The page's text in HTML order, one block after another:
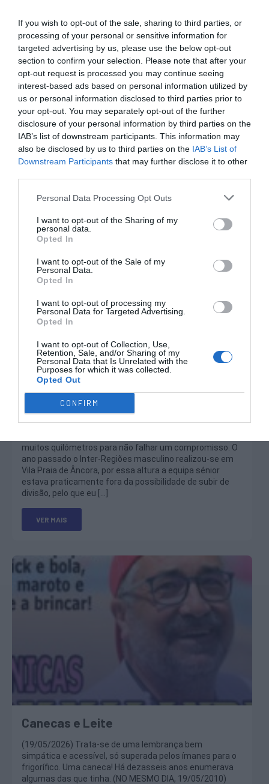
If you wish to opt-out of the sale, sharing to third parties, or
processing of your personal or sensitive information for
targeted advertising by us, please use the below opt-out
section to confirm your selection. Please note that after your
opt-out request is processed you may continue seeing
interest-based ads based on personal information utilized by
us or personal information disclosed to third parties prior to
your opt-out. You may separately opt-out of the further
disclosure of your personal information by third parties on the
IAB’s list of downstream participants. This information may
also be disclosed by us to third parties on the IAB’s List of
Downstream Participants that may further disclose it to other
Personal Data Processing Opt Outs
I want to opt-out of the Sharing of my
personal data.
Opted In
I want to opt-out of the Sale of my
Personal Data.
Opted In
I want to opt-out of processing my
Personal Data for Targeted Advertising.
Opted In
I want to opt-out of Collection, Use,
Retention, Sale, and/or Sharing of my
Personal Data that Is Unrelated with the
Purposes for which it was collected.
Opted Out
CONFIRM
Bela Torre
(26/05/2026) Num País onde temos tantos
monumentos imponentes, sem dúvida que a conhecida
mundialmente como Torre de Belém, oficialmente Torre
de São Vicente, está no lote das mais espetaculares.
Edificada entre 1514 e 1519, sobre um afloramento
basáltico, a alguma distância da margem norte do rio
Tejo, conjuga dois modelos arquitetónicos distintos: a
VER MAIS
Alto Minho
(23/05/2026) Por vezes há brincadeiras que saem no
muitos quilómetros para não falhar um compromisso. O
ano passado o Inter-Regiões masculino realizou-se em
Vila Praia de Âncora, por essa altura a equipa sénior
estava praticamente fora da possibilidade de subir de
divisão, pelo que eu […]
VER MAIS
Canecas e Leite
(19/05/2026) Trata-se de uma lembrança bem
simpática e acessível, só superada pelos ímanes para o
frigorífico. Uma caneca! Há dezasseis anos enumerava
algumas das que tinha. (NO MESMO DIA, 19/05/2010)